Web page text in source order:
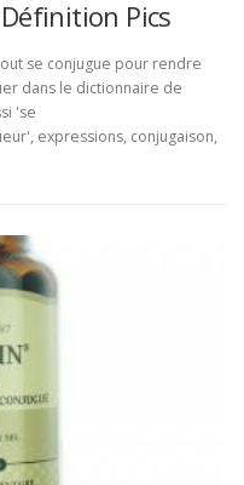
Pics
se conjugue pour rendre
dans le dictionnaire de
'se
expressions, conjugaison,